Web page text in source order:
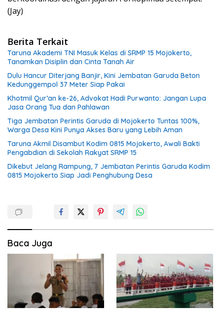
(Jay)
Berita Terkait
Taruna Akademi TNI Masuk Kelas di SRMP 15 Mojokerto,
Tanamkan Disiplin dan Cinta Tanah Air
Dulu Hancur Diterjang Banjir, Kini Jembatan Garuda Beton
Kedunggempol 37 Meter Siap Pakai
Khotmil Qur’an ke-26, Advokat Hadi Purwanto: Jangan Lupa
Jasa Orang Tua dan Pahlawan
Tiga Jembatan Perintis Garuda di Mojokerto Tuntas 100%,
Warga Desa Kini Punya Akses Baru yang Lebih Aman
Taruna Akmil Disambut Kodim 0815 Mojokerto, Awali Bakti
Pengabdian di Sekolah Rakyat SRMP 15
Dikebut Jelang Rampung, 7 Jembatan Perintis Garuda Kodim
0815 Mojokerto Siap Jadi Penghubung Desa
Baca Juga